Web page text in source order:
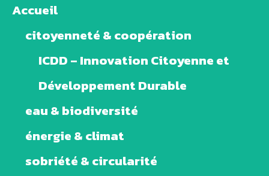
Accueil
citoyenneté & coopération
ICDD – Innovation Citoyenne et
Développement Durable
eau & biodiversité
énergie & climat
sobriété & circularité